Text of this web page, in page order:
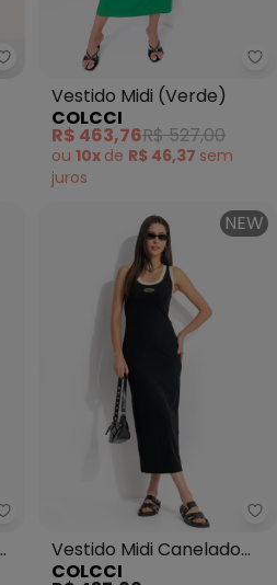
Farm - Vestido Jacquard
Vestido Midi (Verde)
COLCCI
R$ 463,76R$ 527,00
ou 10x de R$ 46,37 sem
juros
Farm - Vestido Longo Selva de
NEW
Vestido Midi Canelado
(Preto)
COLCCI